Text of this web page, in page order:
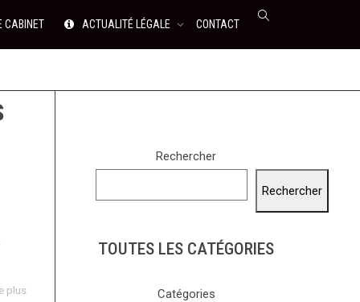
CABINET ACTUALITÉ LÉGALE CONTACT
plus
Rechercher
Rechercher
TOUTES LES CATÉGORIES
Catégories